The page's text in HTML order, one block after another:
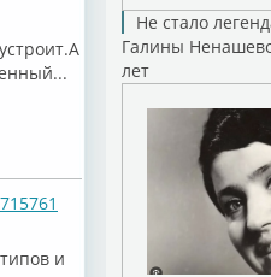
и
Не стало
Галины
лет